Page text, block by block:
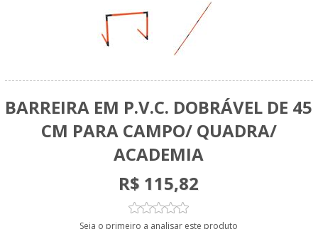
BARREIRA EM P.V.C. DOBRÁVEL DE 45
CM PARA CAMPO/ QUADRA/
ACADEMIA
R$ 115,82
Seja o primeiro a analisar este produto